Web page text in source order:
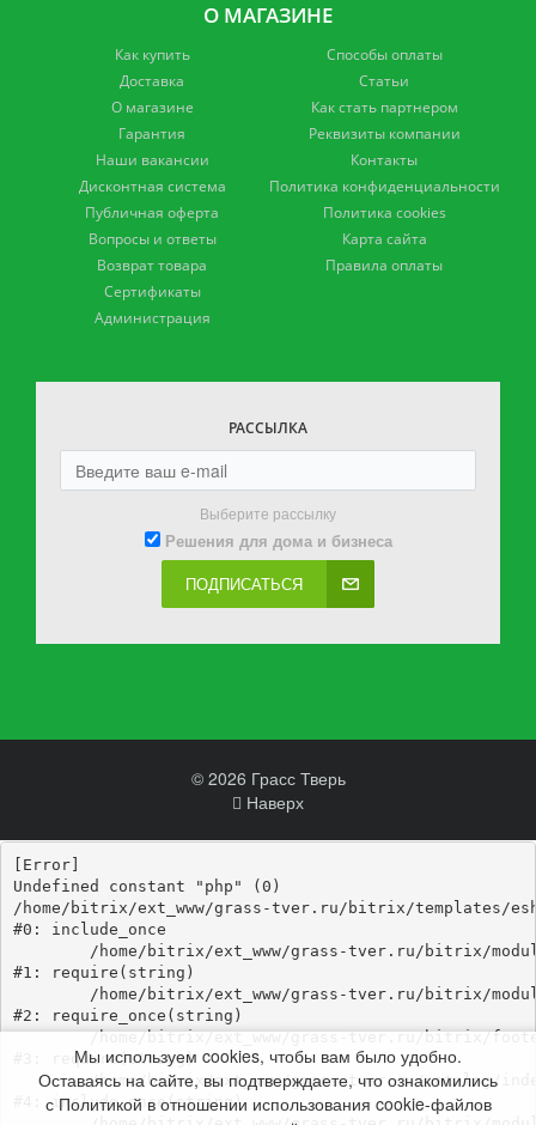
О МАГАЗИНЕ
Как купить
Доставка
О магазине
Гарантия
Наши вакансии
Дисконтная система
Публичная оферта
Вопросы и ответы
Возврат товара
Сертификаты
Администрация
Способы оплаты
Статьи
Как стать партнером
Реквизиты компании
Контакты
Политика конфиденциальности
Политика cookies
Карта сайта
Правила оплаты
РАССЫЛКА
Выберите рассылку
Решения для дома и бизнеса
ПОДПИСАТЬСЯ
© 2026 Грасс Тверь
Наверх
Мы используем cookies, чтобы вам было удобно.
Оставаясь на сайте, вы подтверждаете, что ознакомились
с Политикой в отношении использования cookie-файлов
[Error]
Undefined constant "php" (0)
/home/bitrix/ext_www/grass-tver.ru/bitrix/templates/
#0: include_once
#1: require(string)
#2: require_once(string)
	/home/bitrix/ext_www/grass-tver.ru/bitrix/footer.php:4
#3: require(string)
	/home/bitrix/ext_www/grass-tver.ru/catalog/index.php:346
#4: include_once(string)